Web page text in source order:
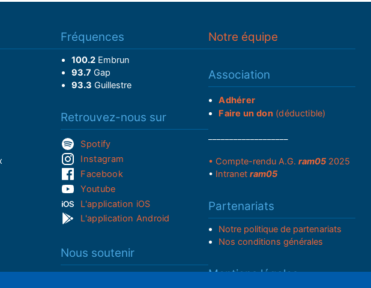
Fréquences
100.2Embrun
93.7 Gap
93.3 Guillestre
Retrouvez-nous sur
Spotify
Instagram
Facebook
Youtube
L'application iOS
L'application Android
Nous soutenir
Notre équipe
Association
Adhérer
Faire un don(déductible)
• Compte-rendu A.G. ram052025
• Intranet ram05
Partenariats
Notre politique de partenariats
Nos conditions générales
Mentions légales